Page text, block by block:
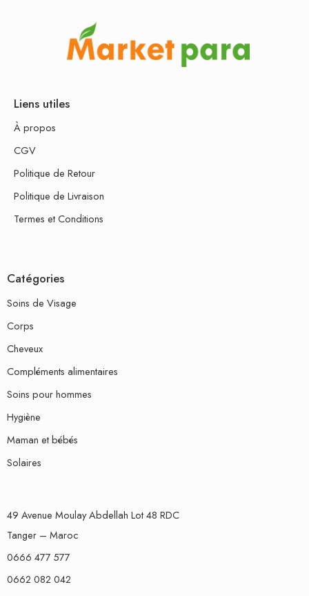
Liens utiles
À propos
CGV
Politique de Retour
Politique de Livraison
Termes et Conditions
Catégories
Soins de Visage
Corps
Cheveux
Compléments alimentaires
Soins pour hommes
Hygiène
Maman et bébés
Solaires
49 Avenue Moulay Abdellah Lot 48 RDC
Tanger – Maroc
0666 477 577
0662 082 042